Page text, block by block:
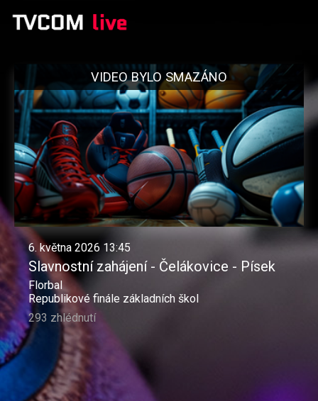
VIDEO BYLO SMAZÁNO
6. května 2026 13:45
Slavnostní zahájení - Čelákovice - Písek
Florbal
Republikové finále základních škol
293 zhlédnutí